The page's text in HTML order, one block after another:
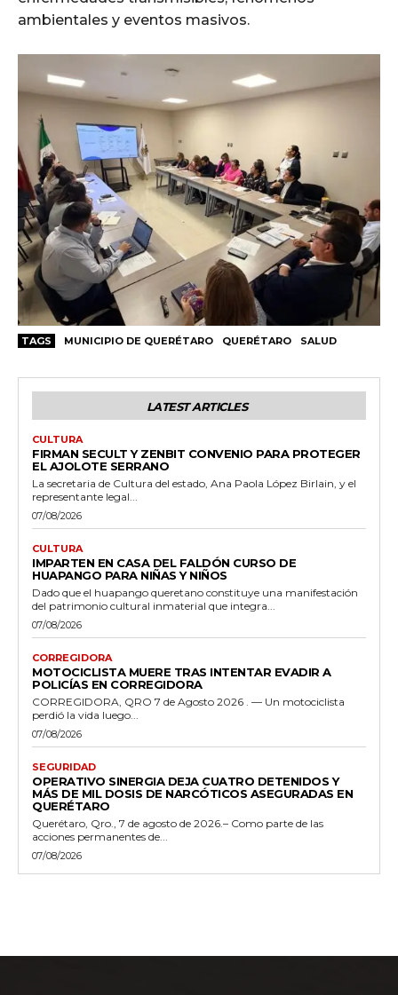
ambientales y eventos masivos.
TAGS MUNICIPIO DE QUERÉTARO QUERÉTARO SALUD
LATEST ARTICLES
CULTURA
FIRMAN SECULT Y ZENBIT CONVENIO PARA PROTEGER
EL AJOLOTE SERRANO
La secretaria de Cultura del estado, Ana Paola López Birlain, y el
representante legal...
07/08/2026
CULTURA
IMPARTEN EN CASA DEL FALDÓN CURSO DE
HUAPANGO PARA NIÑAS Y NIÑOS
Dado que el huapango queretano constituye una manifestación
del patrimonio cultural inmaterial que integra...
07/08/2026
CORREGIDORA
MOTOCICLISTA MUERE TRAS INTENTAR EVADIR A
POLICÍAS EN CORREGIDORA
CORREGIDORA, QRO 7 de Agosto 2026 . — Un motociclista
perdió la vida luego...
07/08/2026
SEGURIDAD
OPERATIVO SINERGIA DEJA CUATRO DETENIDOS Y
MÁS DE MIL DOSIS DE NARCÓTICOS ASEGURADAS EN
QUERÉTARO
Querétaro, Qro., 7 de agosto de 2026.– Como parte de las
acciones permanentes de...
07/08/2026